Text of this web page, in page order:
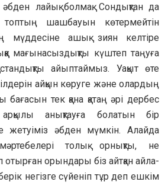
әбден лайық болмақ. Сондықтан да
шашбауын көтермейтін
ашық зиян келтіре
мағынасыздықты күштеп таңуға
айыптаймыз. Уақыт өте
айқын көруге және олардың
тек қана қатаң әрі дербес
анықтауға болатын бір
жетуіміз әбден мүмкін. Алайда
толық орнықты, не
отырған орындары біз айтқан айла-
негізге сүйеніп тұр деп ешкім